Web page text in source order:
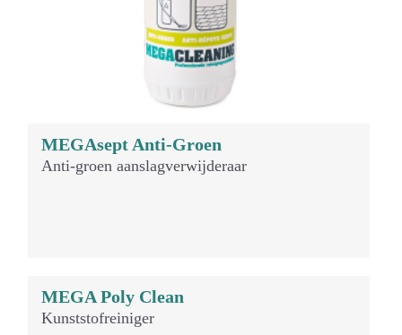
MEGAsept Anti-Groen
Anti-groen aanslagverwijderaar
MEGA Poly Clean
Kunststofreiniger